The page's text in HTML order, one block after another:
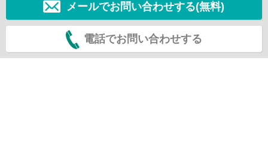
メールでお問い合わせする(無料)
電話でお問い合わせする